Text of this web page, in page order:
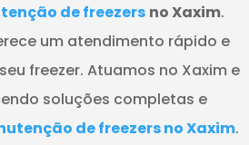
de freezers no Xaxim.
um atendimento rápido e
freezer. Atuamos no Xaxim e
soluções completas e
de freezers no Xaxim.